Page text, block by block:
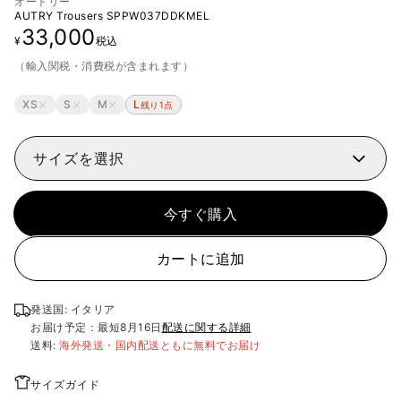
AUTRY Trousers SPPW037DDKMEL
¥ 33,000税込
（輸入関税・消費税が含まれます）
XS S M L残り1点
サイズを選択
今すぐ購入
カートに追加
発送国: イタリア
お届け予定：最短8月16日 配送に関する詳細
送料: 海外発送・国内配送ともに無料でお届け
サイズガイド